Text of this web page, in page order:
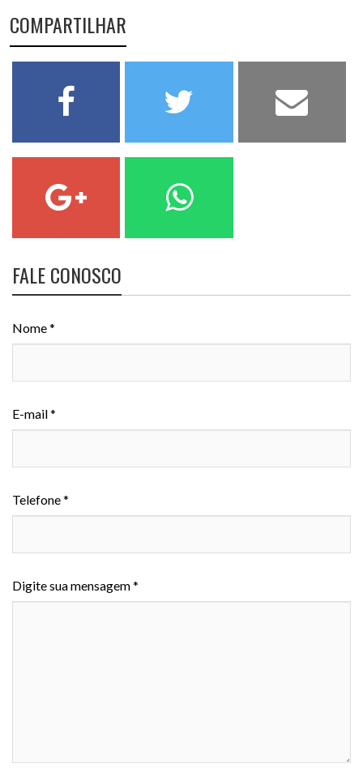
COMPARTILHAR
FALE CONOSCO
Nome *
E-mail *
Telefone *
Digite sua mensagem *